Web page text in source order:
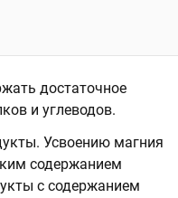
достаточное
и углеводов.
Усвоению магния
содержанием
с содержанием